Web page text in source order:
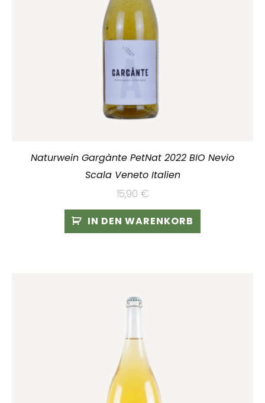
Naturwein Gargànte PetNat 2022 BIO Nevio
Scala Veneto Italien
15,90 €
IN DEN WARENKORB